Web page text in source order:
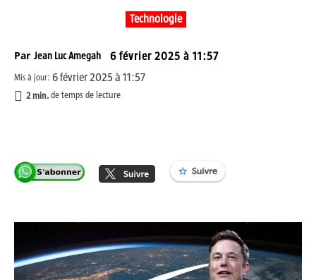
Technologie
Par Jean Luc Amegah 6 février 2025 à 11:57
Mis à jour: 6 février 2025 à 11:57
2min. de temps de lecture